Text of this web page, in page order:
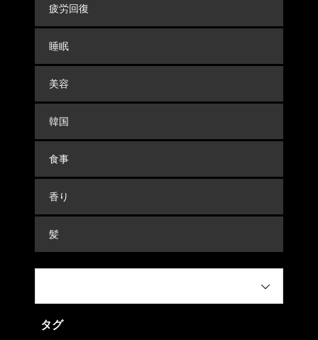
疲労回復
睡眠
美容
韓国
食事
香り
髪
タグ